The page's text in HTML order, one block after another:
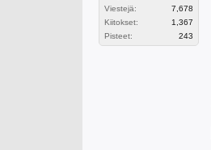
Viestejä:
7,678
Kiitokset:
1,367
Pisteet:
243